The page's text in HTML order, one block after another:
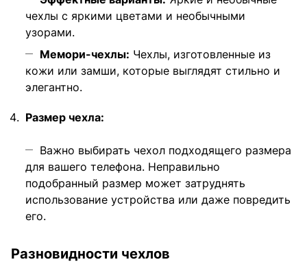
чехлы с яркими цветами и необычными
узорами.
Мемори-чехлы: Чехлы, изготовленные из
кожи или замши, которые выглядят стильно и
элегантно.
Размер чехла:
Важно выбирать чехол подходящего размера
для вашего телефона. Неправильно
подобранный размер может затруднять
использование устройства или даже повредить
его.
Разновидности чехлов